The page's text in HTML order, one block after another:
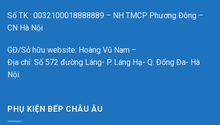
Số TK : 0032100018888889 – NH TMCP Phương Đông –
CN Hà Nội
GĐ/Sở hữu website: Hoàng Vũ Nam –
Địa chỉ: Số 572 đường Láng- P. Láng Hạ- Q. Đống Đa- Hà
Nội
PHỤ KIỆN BẾP CHÂU ÂU